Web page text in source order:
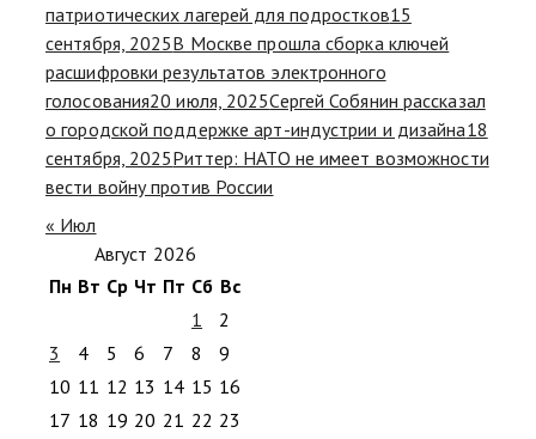
патриотических лагерей для подростков15
сентября, 2025В Москве прошла сборка ключей
расшифровки результатов электронного
голосования20 июля, 2025Сергей Собянин рассказал
о городской поддержке арт-индустрии и дизайна18
сентября, 2025Риттер: НАТО не имеет возможности
вести войну против России
« Июл
Август 2026
Пн Вт Ср Чт Пт Сб Вс
1
2
3
4 5 6 7 8
9
10 11 12 13 14 15 16
17 18 19 20 21 22 23